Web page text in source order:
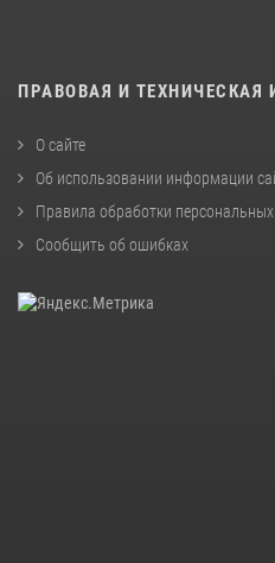
ПРАВОВАЯ И
О сайте
Об использовании информации
Правила обработки
Сообщить об ошибках